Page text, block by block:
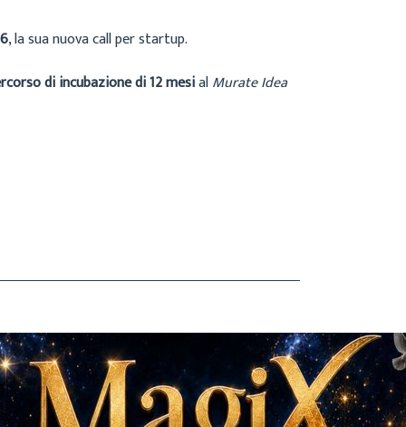
, la sua nuova call per startup.
di incubazione di 12 mesialMurate Idea